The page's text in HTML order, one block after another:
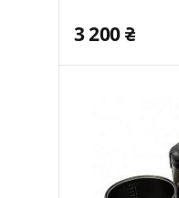
3 200